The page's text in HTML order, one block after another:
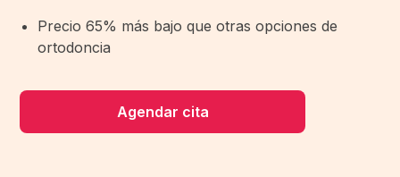
Precio 65% más bajo que otras opciones de
ortodoncia
Agendar cita